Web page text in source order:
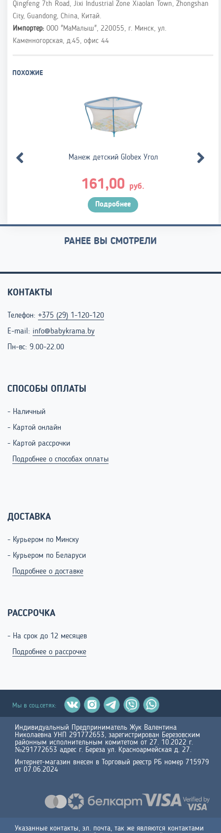
Qingfeng 7th Road, Jixi Industrial Zone Xiaolan Town, Zhongshan
City, Guandong, China, Китай.
Импортер: ООО "МаМалыш", 220055, г. Минск, ул.
Каменногорская, д.45, офис 44
ПОХОЖИЕ
Манеж детский Globex Угол
161,00 руб.
Подробнее
РАНЕЕ ВЫ СМОТРЕЛИ
КОНТАКТЫ
Телефон: +375 (29) 1-120-120
E-mail: info@babykrama.by
Пн-вс: 9.00-22.00
СПОСОБЫ ОПЛАТЫ
- Наличный
- Картой онлайн
- Картой рассрочки
Подробнее о способах оплаты
ДОСТАВКА
- Курьером по Минску
- Курьером по Беларуси
Подробнее о доставке
РАССРОЧКА
- На срок до 12 месяцев
Подробнее о рассрочке
Мы в соц.сетях:
Индивидуальный Предприниматель Жук Валентина
Николаевна УНП 291772653, зарегистрирован Березовским
районным исполнительным комитетом от 27. 10.2022 г.
№291772653 адрес г. Береза ул. Красноармейская д. 27.
Интернет-магазин внесен в Торговый реестр РБ номер 715979
от 07.06.2024
Указанные контакты, эл. почта, так же являются контактами